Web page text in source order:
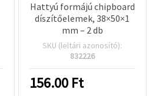
Hattyú formájú chipboard
díszítőelemek, 38×50×1
mm – 2 db
SKU (leltári azonosító):
832226
156.00 Ft